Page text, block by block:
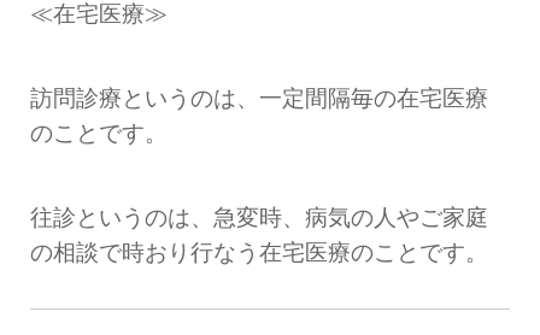
≪在宅医療≫
訪問診療というのは、一定間隔毎の在宅医療
のことです。
往診というのは、急変時、病気の人やご家庭
の相談で時おり行なう在宅医療のことです。